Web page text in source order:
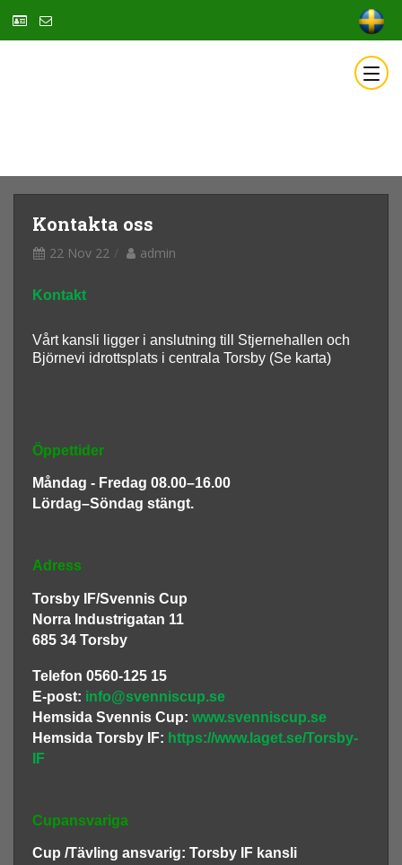
Kontakta oss
22 Nov 22 admin
Kontakt
Vårt kansli ligger i anslutning till Stjernehallen och
Björnevi idrottsplats i centrala Torsby (Se karta)
Öppettider
Måndag - Fredag 08.00–16.00
Lördag–Söndag stängt.
Adress
Torsby IF/Svennis Cup
Norra Industrigatan 11
685 34 Torsby
Telefon 0560-125 15
E-post: info@svenniscup.se
Hemsida Svennis Cup: www.svenniscup.se
Hemsida Torsby IF: https://www.laget.se/Torsby-
IF
Cupansvariga
Cup /Tävling ansvarig: Torsby IF kansli